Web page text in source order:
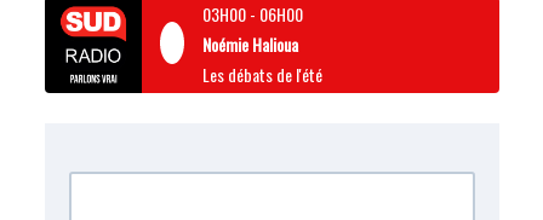
03H00- 06H00
Noémie Halioua
Les débats de l'été